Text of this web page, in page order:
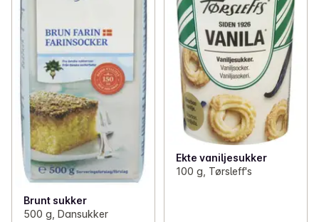
Brunt sukker
500 g, Dansukker
Ekte vaniljesukker
100 g, Tørsleff's